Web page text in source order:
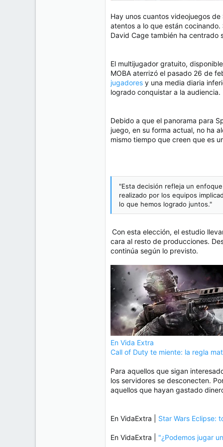
Hay unos cuantos videojuegos
atentos a lo que están cocinando.
David Cage también ha centrado
El multijugador gratuito,
MOBA aterrizó el pasado 26 de
jugadores y una media diaria
logrado conquistar a la audiencia.
Debido a que el panorama para
juego, en su forma actual, no ha
mismo tiempo que creen que es
"Esta decisión refleja un
realizado por los equipos
lo que hemos logrado juntos."
Con esta elección, el estudio
cara al resto de producciones.
continúa según lo previsto.
En Vida Extra
Call of Duty te miente: la regla
Para aquellos que sigan
los servidores se desconecten.
aquellos que hayan gastado
En VidaExtra | Star Wars Eclipse:
En VidaExtra | "¿Podemos jugar